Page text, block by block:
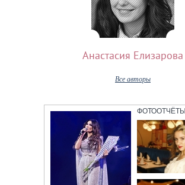
Анастасия Елизарова
Все авторы
ФОТООТЧЁТЫ